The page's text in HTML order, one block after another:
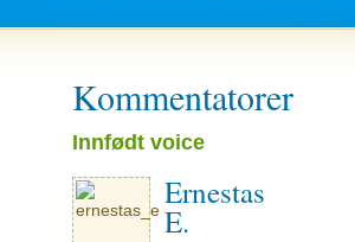
Kommentatorer
Innfødt voice
Ernestas
E.